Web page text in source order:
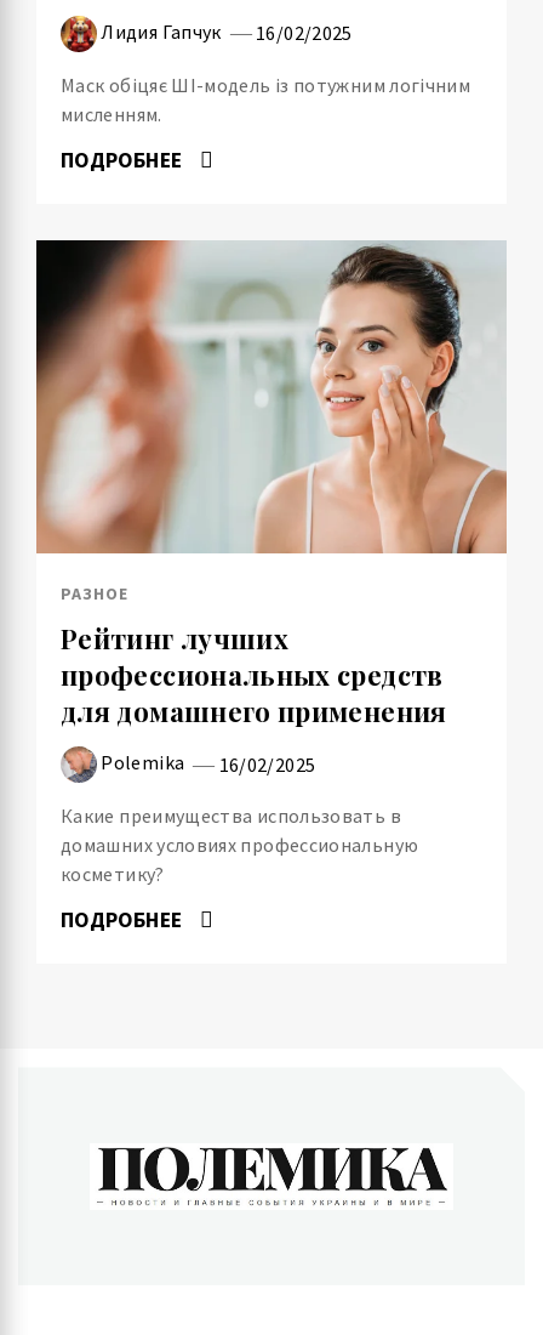
Лидия Гапчук 16/02/2025
Маск обіцяє ШІ-модель із потужним логічним
мисленням.
ПОДРОБНЕЕ
РАЗНОЕ
Рейтинг лучших
профессиональных средств
для домашнего применения
Polemika 16/02/2025
Какие преимущества использовать в
домашних условиях профессиональную
косметику?
ПОДРОБНЕЕ